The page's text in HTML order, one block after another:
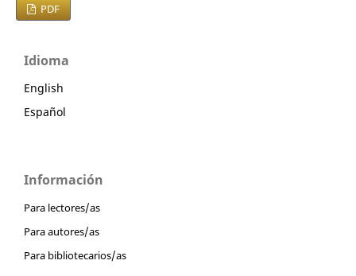
PDF
Idioma
English
Español
Información
Para lectores/as
Para autores/as
Para bibliotecarios/as